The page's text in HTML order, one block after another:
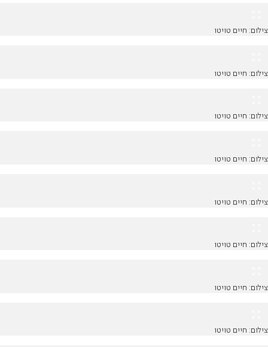
צילום: חיים טויטו
צילום: חיים טויטו
צילום: חיים טויטו
צילום: חיים טויטו
צילום: חיים טויטו
צילום: חיים טויטו
צילום: חיים טויטו
צילום: חיים טויטו